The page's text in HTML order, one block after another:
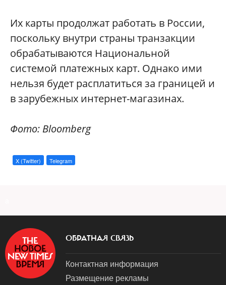
Их карты продолжат работать в России,
поскольку внутри страны транзакции
обрабатываются Национальной
системой платежных карт. Однако ими
нельзя будет расплатиться за границей и
в зарубежных интернет-магазинах.
Фото: Bloomberg
X (Twitter) Telegram
ОБРАТНАЯ СВЯЗЬ
Контактная информация
Размещение рекламы